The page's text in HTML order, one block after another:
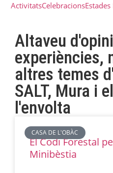
ActivitatsCelebracionsEstades
Altaveu
experiències,
altres temes
SALT, Mura i
l'envolta
CASA DE L'OBÀC
El Codi Forestal
Minibèstia